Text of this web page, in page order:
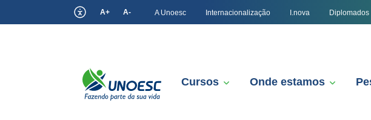
A+ A- A Unoesc Internacionalização I.nova Diplomados
Cursos Onde estamos